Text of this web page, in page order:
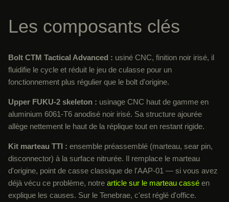
Les composants clés
Bolt CTM Tactical Advanced : usiné CNC, finition noir irisé, il
fluidifie le cycle et réduit le jeu de culasse pour un
fonctionnement plus régulier que le bolt d'origine.
Upper FUKU-2 skeleton : usinage CNC haut de gamme en
aluminium 6061-T6 anodisé noir irisé. Sa structure ajourée
allège nettement le haut de la réplique tout en restant rigide.
Kit marteau TTI : ensemble préassemblé (marteau, sear pin,
disconnector) à la surface nitrurée. Il remplace le marteau
d'origine, point de casse classique de l'AAP-01 — si vous avez
déjà vécu ce problème, notre article sur le marteau cassé en
explique les causes. Sur le Tenebrae, c'est réglé d'office.